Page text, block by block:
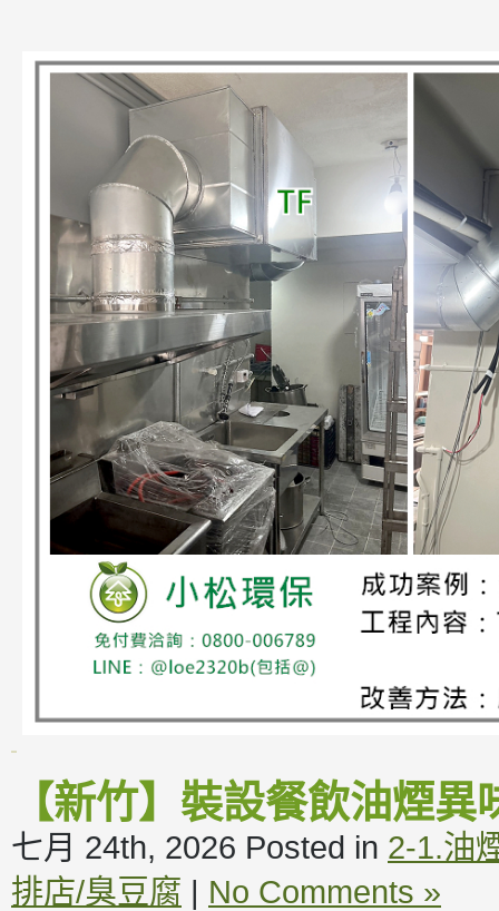
【新竹】裝設餐飲油煙
七月 24th, 2026 Posted in 2-1.油
排店/臭豆腐 | No Comments »